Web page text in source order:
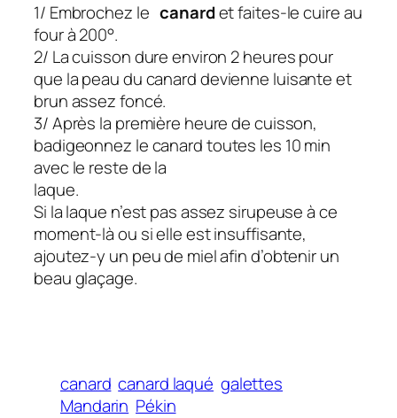
1/ Embrochez lecanardet faites-le cuire au
four à 200°.
2/ La cuisson dure environ 2 heures pour
que la peau du canarddevienne luisante et
brun assez foncé.
3/ Après la première heure de cuisson,
badigeonnez le canardtoutes les 10 min
avec le reste de la
Si la laque n’est pas assez sirupeuse à ce
moment-là ou si elle est insuffisante,
ajoutez-y un peu de miel afin d’obtenir un
beau glaçage.
canard canard laqué galettes
Mandarin Pékin